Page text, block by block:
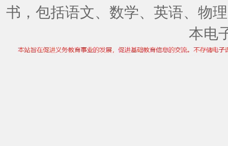
书，包括语文、数学、英语、物
本电